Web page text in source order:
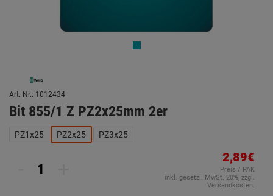
Art. Nr.: 1012434
Bit 855/1 Z PZ2x25mm 2er
PZ1x25 PZ2x25 PZ3x25
2,89€
Preis / PAK
inkl. gesetzl. MwSt. 20%, zzgl.
Versandkosten.